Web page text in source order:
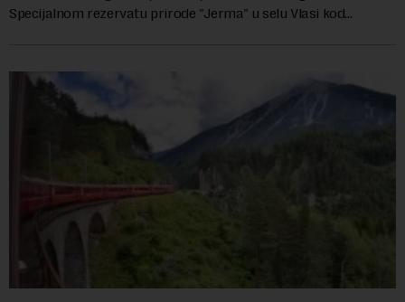
Specijalnom rezervatu prirode "Jerma" u selu Vlasi kod